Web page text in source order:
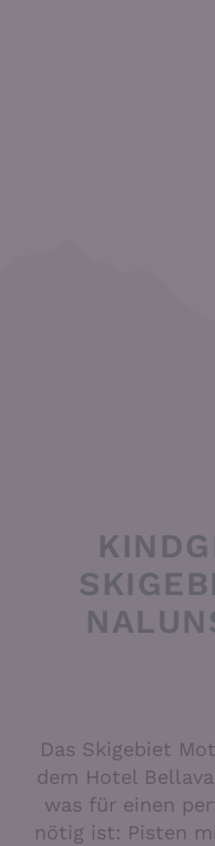
Das Skigebiet
dem Hotel
was für einen
nötig ist: Pisten